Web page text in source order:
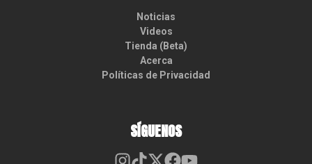
Noticias
Videos
Tienda (Beta)
Acerca
Políticas de Privacidad
SÍGUENOS